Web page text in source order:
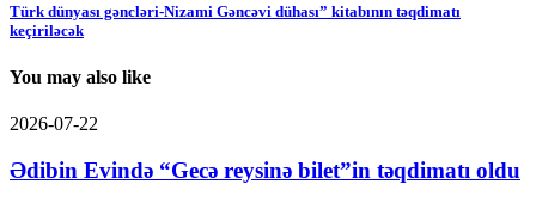
Türk dünyası gəncləri-Nizami Gəncəvi dühası” kitabının təqdimatı
keçiriləcək
You may also like
2026-07-22
Ədibin Evində “Gecə reysinə bilet”in təqdimatı oldu